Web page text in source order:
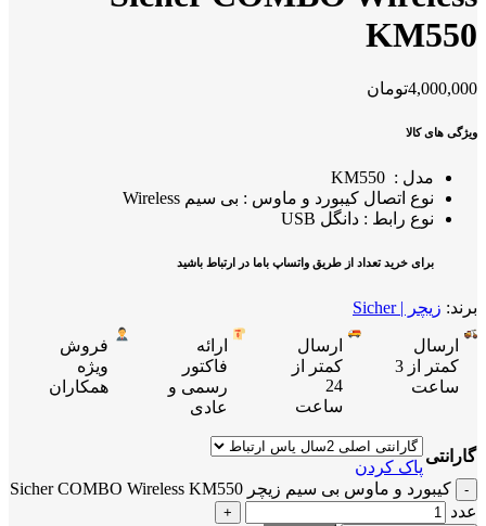
KM550
4,000,000تومان
ویژگی های کالا
مدل : KM550
نوع اتصال کیبورد و ماوس : بی سیم Wireless
نوع رابط : دانگل USB
برای خرید تعداد از طریق واتساپ باما در ارتباط باشید
برند: زیچر | Sicher
ارسال
کمتر از 3
ساعت
ارسال
کمتر از
24
ساعت
ارائه
فاکتور
رسمی و
عادی
فروش
ویژه
همکاران
گارانتی
پاک کردن
کیبورد و ماوس بی سیم زیچر Sicher COMBO Wireless KM550
عدد